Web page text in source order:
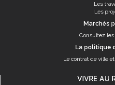
Les
Les
Marchés
Consultez
La politique
Le contrat de ville
VIVRE AU